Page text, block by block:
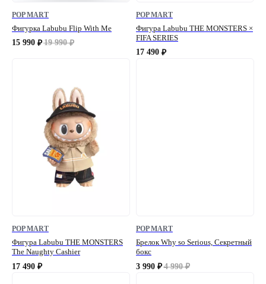
Фигурка Labubu Flip With Me
15 990 ₽ 19 990 ₽
POP MART
Фигура Labubu THE MONSTERS ×
FIFA SERIES
17 490 ₽
POP MART
Фигура Labubu THE MONSTERS
The Naughty Cashier
17 490 ₽
POP MART
Брелок Why so Serious, Секретный
бокс
3 990 ₽ 4 990 ₽
POP MART